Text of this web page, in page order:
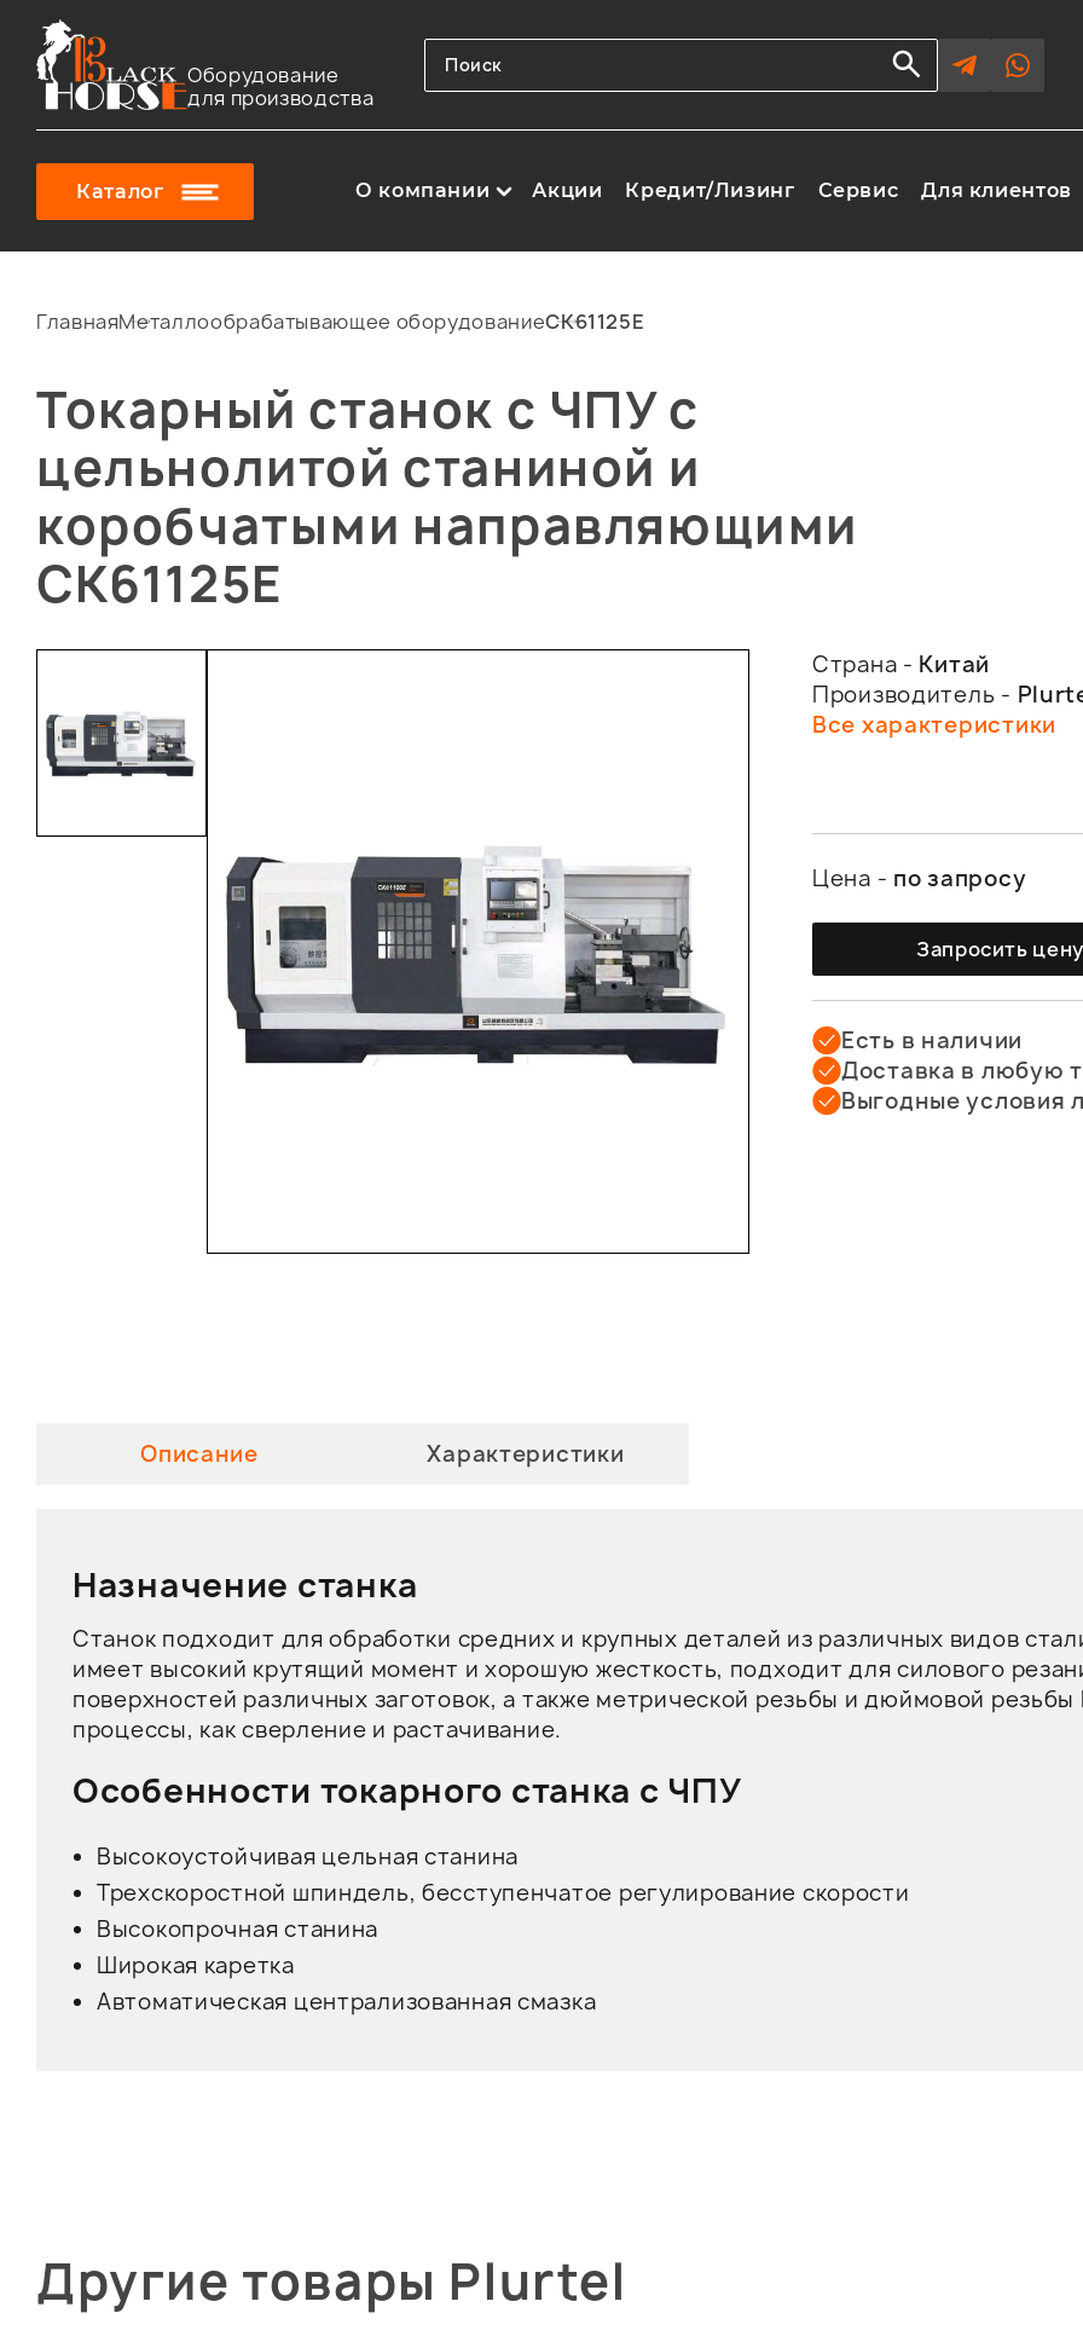
Оборудование
для производства
Каталог О компании Акции Кредит/Лизинг Сервис Для клиентов
ГлавнаяМеталлообрабатывающее оборудованиеCK61125E
Токарный станок с ЧПУ с
цельнолитой станиной и
коробчатыми направляющими
CK61125E
Страна - Китай
Производитель -
Все характеристики
Цена - по запросу
Запросить цену
Есть в наличии
Доставка в любую
Выгодные условия
Описание Характеристики
Назначение станка
Станок подходит для обработки средних и крупных деталей из различных видов
имеет высокий крутящий момент и хорошую жесткость, подходит для силового
поверхностей различных заготовок, а также метрической резьбы и дюймовой
процессы, как сверление и растачивание.
Особенности токарного станка с ЧПУ
Высокоустойчивая цельная станина
Трехскоростной шпиндель, бесступенчатое регулирование скорости
Высокопрочная станина
Широкая каретка
Автоматическая централизованная смазка
Другие товары Plurtel